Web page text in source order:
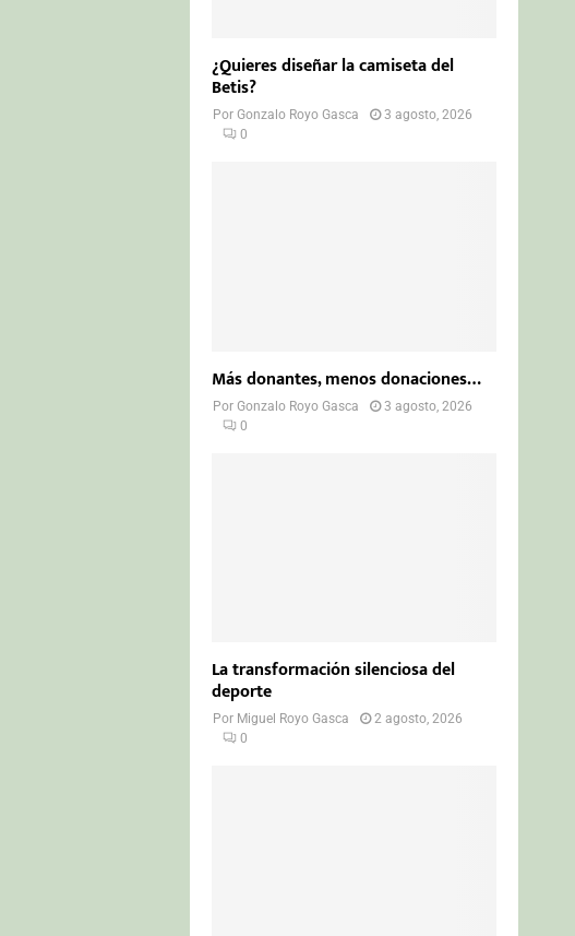
¿Quieres diseñar la camiseta del
Betis?
PorGonzalo Royo Gasca
3 agosto, 2026
0
Más donantes, menos donaciones…
PorGonzalo Royo Gasca
3 agosto, 2026
0
La transformación silenciosa del
deporte
Por Miguel Royo Gasca
2 agosto, 2026
0